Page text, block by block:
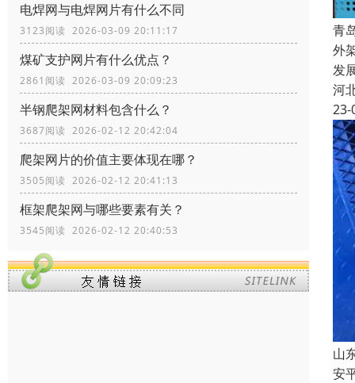
电焊网与电焊网片有什么不同
3123阅读 2026-03-09 20:11:17
煤矿支护网片有什么优点？
2861阅读 2026-03-09 20:09:23
半钢爬架网材料包含什么？
3687阅读 2026-02-12 20:42:04
爬架网片的价值主要体现在哪？
3505阅读 2026-02-12 20:41:13
框架爬架网与哪些要素有关？
3545阅读 2026-02-12 20:40:53
青
外
发
河
23-
山
安